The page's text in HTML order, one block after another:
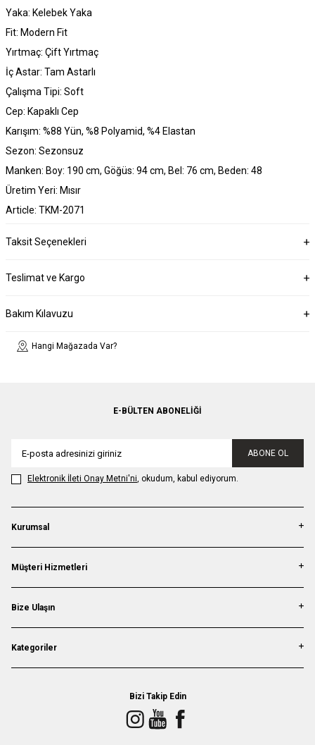
Yaka: Kelebek Yaka
Fit: Modern Fit
Yırtmaç: Çift Yırtmaç
İç Astar: Tam Astarlı
Çalışma Tipi: Soft
Cep: Kapaklı Cep
Karışım: %88 Yün, %8 Polyamid, %4 Elastan
Sezon: Sezonsuz
Manken: Boy: 190 cm, Göğüs: 94 cm, Bel: 76 cm, Beden: 48
Üretim Yeri: Mısır
Article: TKM-2071
Taksit Seçenekleri
Teslimat ve Kargo
Bakım Kılavuzu
Hangi Mağazada Var?
E-BÜLTEN ABONELIĞI
ABONE OL
Elektronik İleti Onay Metni'ni, okudum, kabul ediyorum.
Kurumsal
Müşteri Hizmetleri
Bize Ulaşın
Kategoriler
Bizi Takip Edin